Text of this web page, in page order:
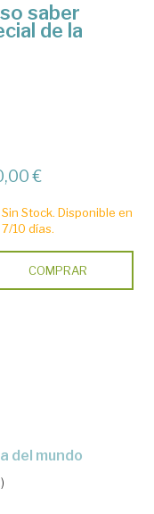
saber
de la
€
Sin Stock. Disponible en
7/10 días.
COMPRAR
del mundo